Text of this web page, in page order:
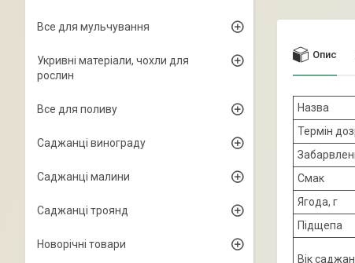
Опис
Назва
Термін
Смак
Ягода, г
Підщепа
Вік
Все для мульчування
Укривні матеріали, чохли для
рослин
Все для поливу
Саджанці винограду
Саджанці малини
Саджанці троянд
Новорічні товари